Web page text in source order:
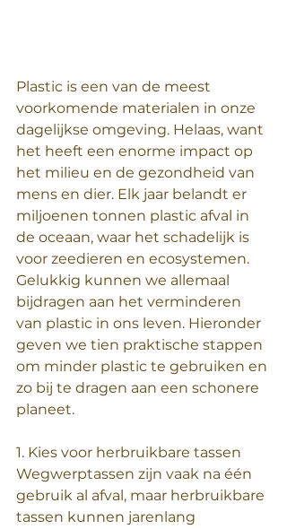
Plastic is een van de meest
voorkomende materialen in onze
dagelijkse omgeving. Helaas, want
het heeft een enorme impact op
het milieu en de gezondheid van
mens en dier. Elk jaar belandt er
miljoenen tonnen plastic afval in
de oceaan, waar het schadelijk is
voor zeedieren en ecosystemen.
Gelukkig kunnen we allemaal
bijdragen aan het verminderen
van plastic in ons leven. Hieronder
geven we tien praktische stappen
om minder plastic te gebruiken en
zo bij te dragen aan een schonere
planeet.
1. Kies voor herbruikbare tassen
Wegwerptassen zijn vaak na één
gebruik al afval, maar herbruikbare
tassen kunnen jarenlang